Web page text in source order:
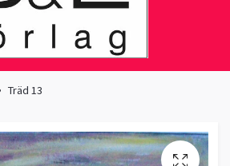
Träd 13